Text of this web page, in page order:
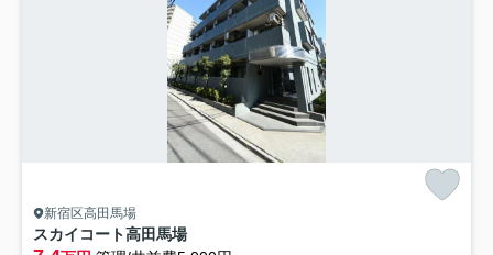
新宿区高田馬場
スカイコート高田馬場